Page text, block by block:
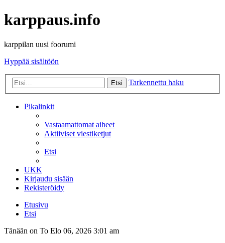
karppaus.info
karppilan uusi foorumi
Hyppää sisältöön
Etsi Tarkennettu haku
Pikalinkit
Vastaamattomat aiheet
Aktiiviset viestiketjut
Etsi
UKK
Kirjaudu sisään
Rekisteröidy
Etusivu
Etsi
Tänään on To Elo 06, 2026 3:01 am